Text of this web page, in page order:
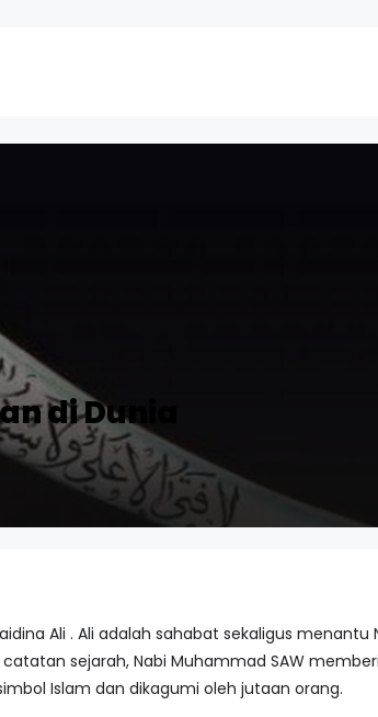
di Dunia
Ali . Ali adalah sahabat sekaligus
sejarah, Nabi Muhammad SAW
Islam dan dikagumi oleh jutaan orang.